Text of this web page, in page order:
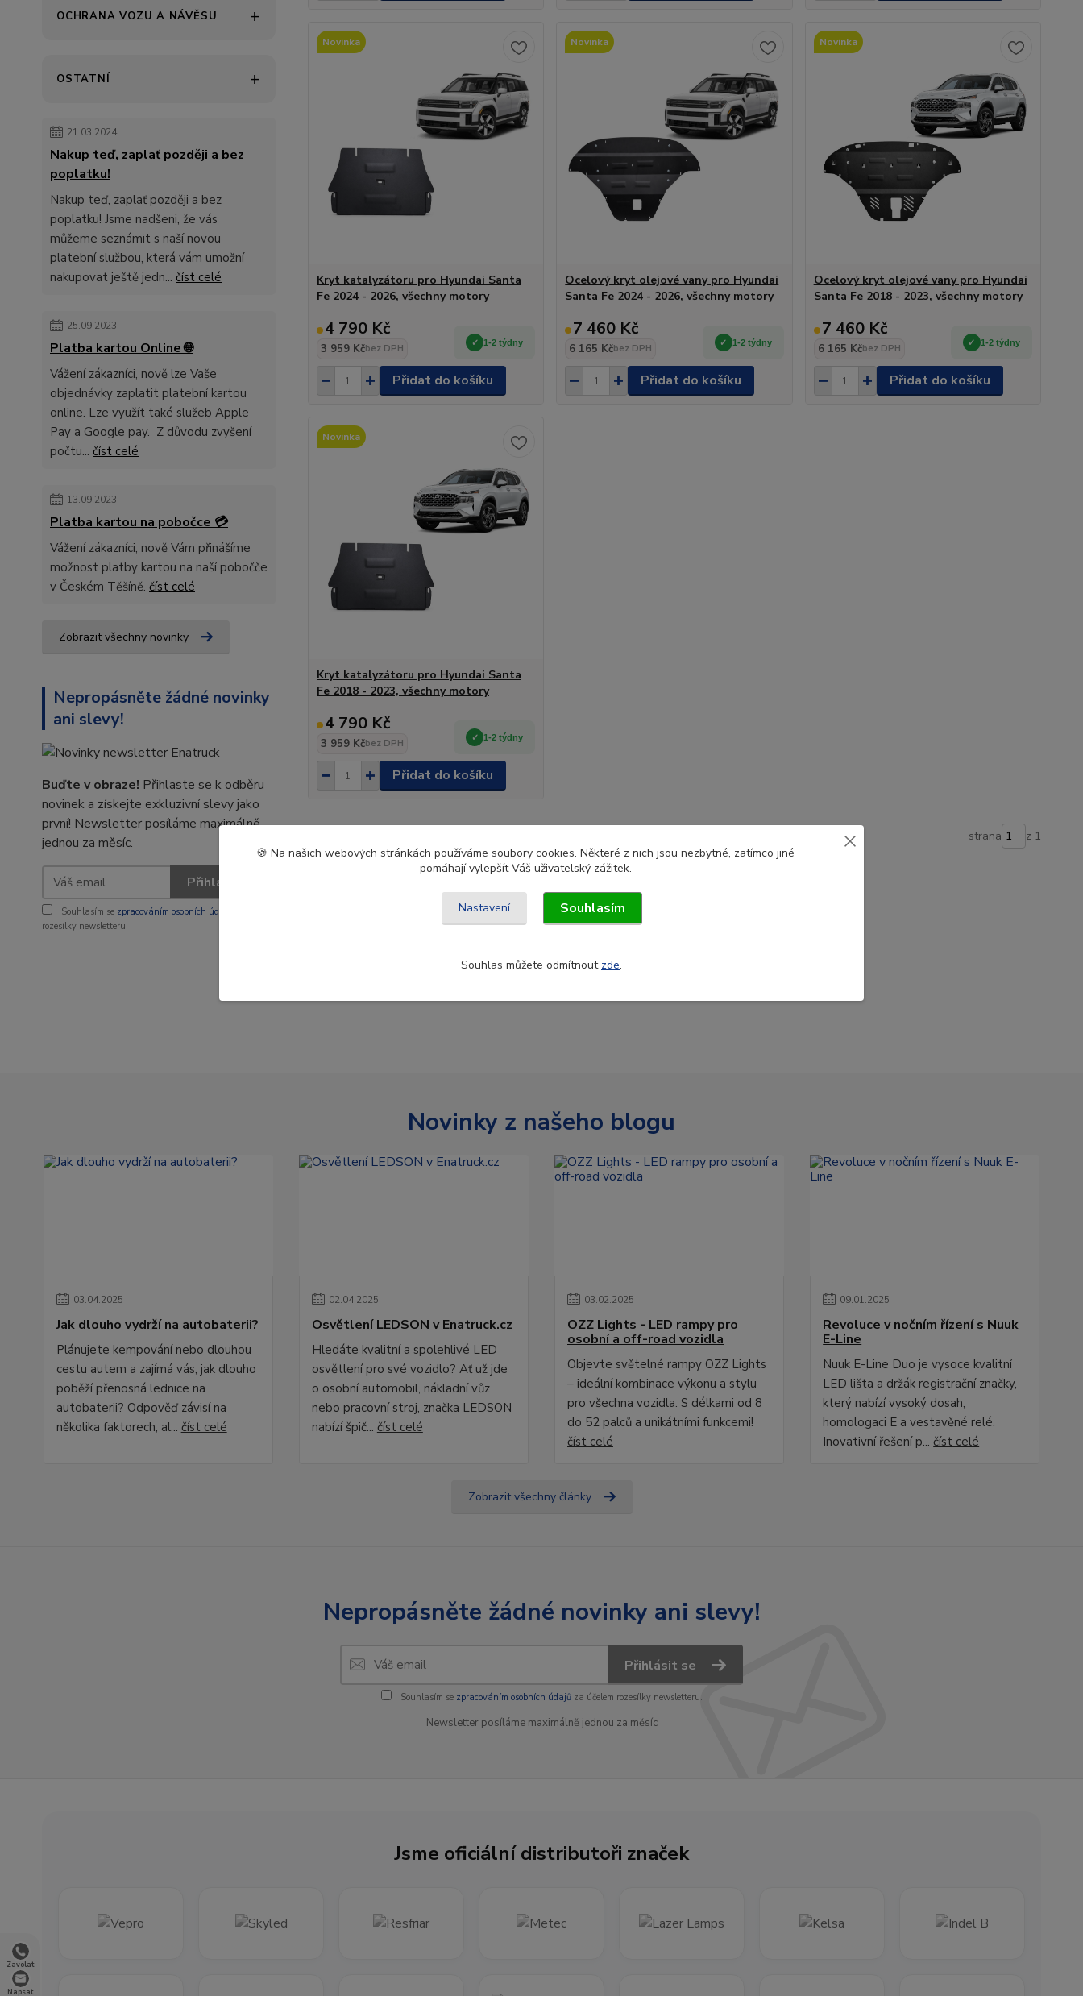
Zavolat
Napsat
OCHRANA VOZU A NÁVĚSU
OSTATNÍ
21.03.2024
Nakup teď, zaplať později a bez
poplatku!
Nakup teď, zaplať později a bez
poplatku! Jsme nadšeni, že vás
můžeme seznámit s naší novou
platební službou, která vám umožní
nakupovat ještě jedn... číst celé
25.09.2023
Platba kartou Online 🌐
Vážení zákazníci, nově lze Vaše
objednávky zaplatit platební kartou
online. Lze využít také služeb Apple
Pay a Google pay. Z důvodu zvyšení
počtu... číst celé
13.09.2023
Platba kartou na pobočce 💳
Vážení zákazníci, nově Vám přinášíme
možnost platby kartou na naší pobočče
v Českém Těšíně. číst celé
Zobrazit všechny novinky
Nepropásněte žádné novinky
ani slevy!
Buďte v obraze! Přihlaste se k odběru
novinek a získejte exkluzivní slevy jako
první! Newsletter posíláme maximálně
jednou za měsíc.
Přihlásit se
Souhlasím se zpracováním osobních údajů
rozesílky newsletteru.
Novinka
Kryt katalyzátoru pro Hyundai Santa
Fe 2024 - 2026, všechny motory
4 790 Kč
3 959 Kčbez DPH
1-2 týdny
Přidat do košíku
Novinka
Ocelový kryt olejové vany pro Hyundai
Santa Fe 2024 - 2026, všechny motory
7 460 Kč
6 165 Kčbez DPH
1-2 týdny
Přidat do košíku
Novinka
Ocelový kryt olejové vany pro Hyundai
Santa Fe 2018 - 2023, všechny motory
7 460 Kč
6 165 Kčbez DPH
1-2 týdny
Přidat do košíku
Novinka
Kryt katalyzátoru pro Hyundai Santa
Fe 2018 - 2023, všechny motory
4 790 Kč
3 959 Kčbez DPH
1-2 týdny
Přidat do košíku
strana z 1
Novinky z našeho blogu
03.04.2025
Jak dlouho vydrží na autobaterii?
Plánujete kempování nebo dlouhou
cestu autem a zajímá vás, jak dlouho
poběží přenosná lednice na
autobaterii? Odpověď závisí na
několika faktorech, al... číst celé
02.04.2025
Osvětlení LEDSON v Enatruck.cz
Hledáte kvalitní a spolehlivé LED
osvětlení pro své vozidlo? Ať už jde
o osobní automobil, nákladní vůz
nebo pracovní stroj, značka LEDSON
nabízí špič... číst celé
03.02.2025
OZZ Lights - LED rampy pro
osobní a off-road vozidla
Objevte světelné rampy OZZ Lights
– ideální kombinace výkonu a stylu
pro všechna vozidla. S délkami od 8
do 52 palců a unikátními funkcemi!
číst celé
09.01.2025
Revoluce v nočním řízení s Nuuk
E-Line
Nuuk E-Line Duo je vysoce kvalitní
LED lišta a držák registrační značky,
který nabízí vysoký dosah,
homologaci E a vestavěné relé.
Inovativní řešení p...číst celé
Zobrazit všechny články
Nepropásněte žádné novinky ani slevy!
Přihlásit se
Souhlasím se zpracováním osobních údajůza účelem rozesílky newsletteru.
Newsletter posíláme maximálně jednou za měsíc
Jsme oficiální distributoři značek
🍪 Na našich webových stránkách používáme soubory cookies. Některé z nich jsou nezbytné, zatímco jiné
pomáhají vylepšít Váš uživatelský zážitek.
Nastavení Souhlasím
Souhlas můžete odmítnout zde.